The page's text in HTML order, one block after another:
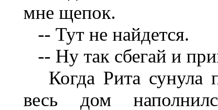
мне щепок.
-- Тут не найдется.
-- Ну так сбегай и
Когда Рита сунула
весь дом